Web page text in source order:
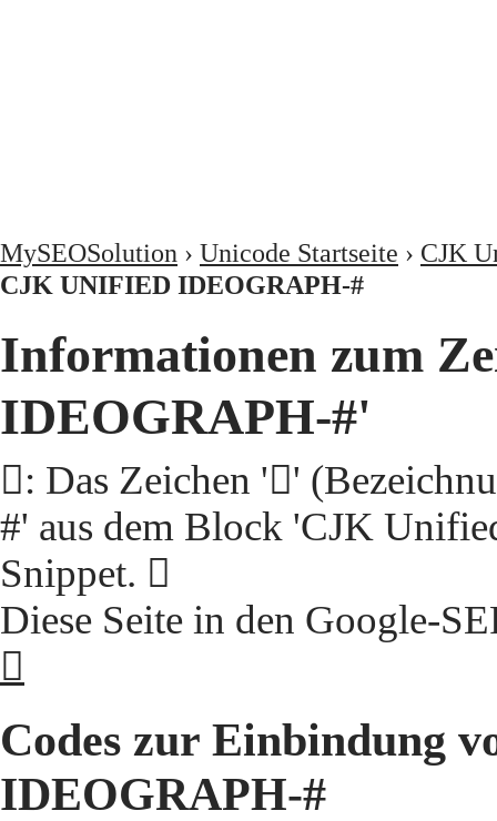
MySEOSolution › Unicode Startseite › CJK
CJK UNIFIED IDEOGRAPH-#
Informationen zum
IDEOGRAPH-#'
𩥹: Das Zeichen '𩥹'
#' aus dem Block 'CJK
Snippet. 𩥹
Diese Seite in den Google-
𩥹
Codes zur Einbindung
IDEOGRAPH-#